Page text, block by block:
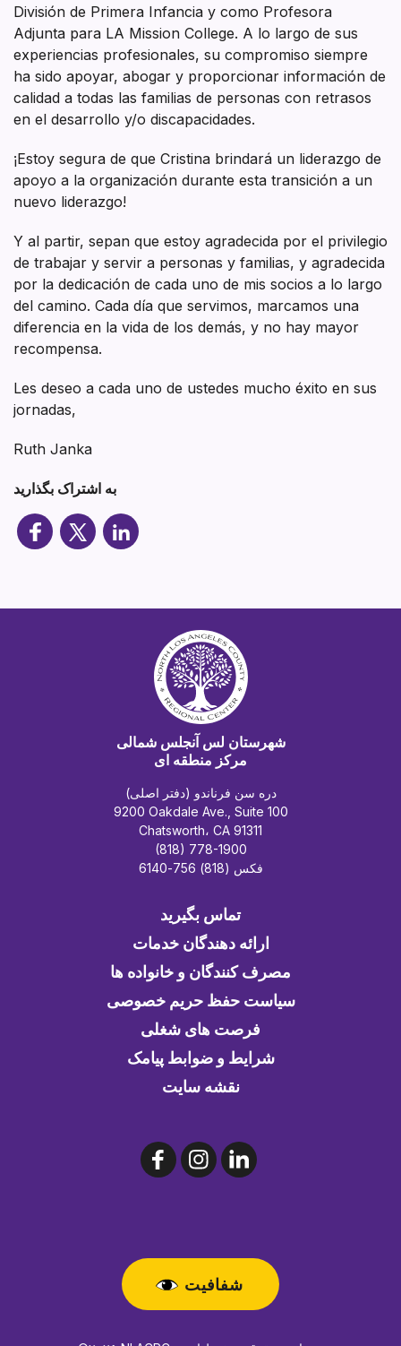
División de Primera Infancia y como Profesora
Adjunta para LA Mission College. A lo largo de sus
experiencias profesionales, su compromiso siempre
ha sido apoyar, abogar y proporcionar información de
calidad a todas las familias de personas con retrasos
en el desarrollo y/o discapacidades.
¡Estoy segura de que Cristina brindará un liderazgo de
apoyo a la organización durante esta transición a un
nuevo liderazgo!
Y al partir, sepan que estoy agradecida por el privilegio
de trabajar y servir a personas y familias, y agradecida
por la dedicación de cada uno de mis socios a lo largo
del camino. Cada día que servimos, marcamos una
diferencia en la vida de los demás, y no hay mayor
recompensa.
Les deseo a cada uno de ustedes mucho éxito en sus
jornadas,
Ruth Janka
به اشتراک بگذارید
شهرستان لس آنجلس شمالی
مرکز منطقه ای
دره سن فرناندو (دفتر اصلی)
9200 Oakdale Ave., Suite 100
Chatsworth، CA 91311
(818) 778-1900
فکس (818) 756-6140
تماس بگیرید
ارائه دهندگان خدمات
مصرف کنندگان و خانواده ها
سیاست حفظ حریم خصوصی
فرصت های شغلی
شرایط و ضوابط پیامک
نقشه سایت
شفافیت